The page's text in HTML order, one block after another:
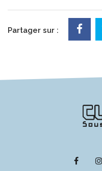
Partager sur :
Lien